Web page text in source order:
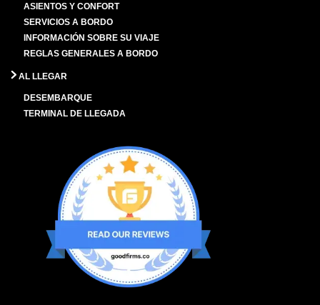
ASIENTOS Y CONFORT
SERVICIOS A BORDO
INFORMACIÓN SOBRE SU VIAJE
REGLAS GENERALES A BORDO
AL LLEGAR
DESEMBARQUE
TERMINAL DE LLEGADA